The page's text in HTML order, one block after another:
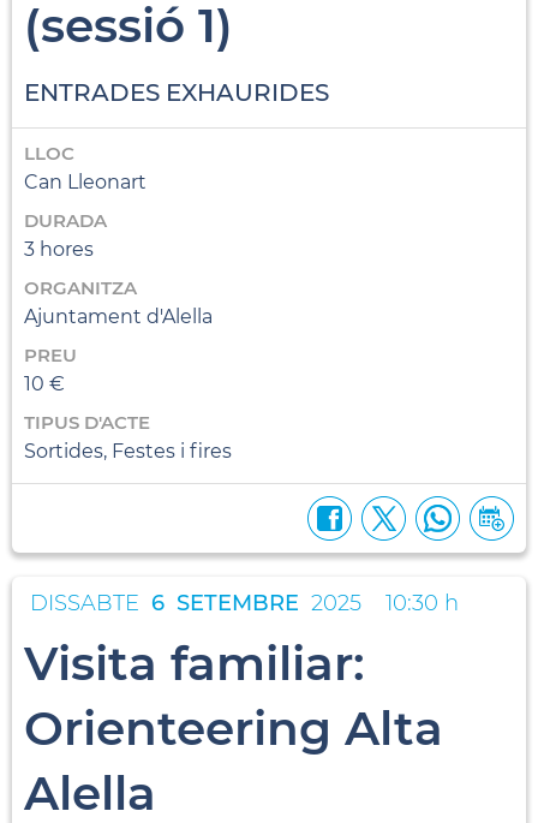
(sessió 1)
ENTRADES EXHAURIDES
LLOC
Can Lleonart
DURADA
3 hores
ORGANITZA
Ajuntament d'Alella
PREU
10 €
TIPUS D'ACTE
Sortides, Festes i fires
DISSABTE 6 SETEMBRE 2025 10:30 h
Visita familiar:
Orienteering Alta
Alella